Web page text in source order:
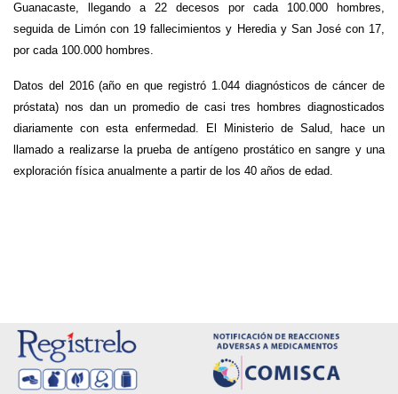
Guanacaste, llegando a 22 decesos por cada 100.000 hombres,
seguida de Limón con 19 fallecimientos y Heredia y San José con 17,
por cada 100.000 hombres.
Datos del 2016 (año en que registró 1.044 diagnósticos de cáncer de
próstata) nos dan un promedio de casi tres hombres diagnosticados
diariamente con esta enfermedad. El Ministerio de Salud, hace un
llamado a realizarse la prueba de antígeno prostático en sangre y una
exploración física anualmente a partir de los 40 años de edad.